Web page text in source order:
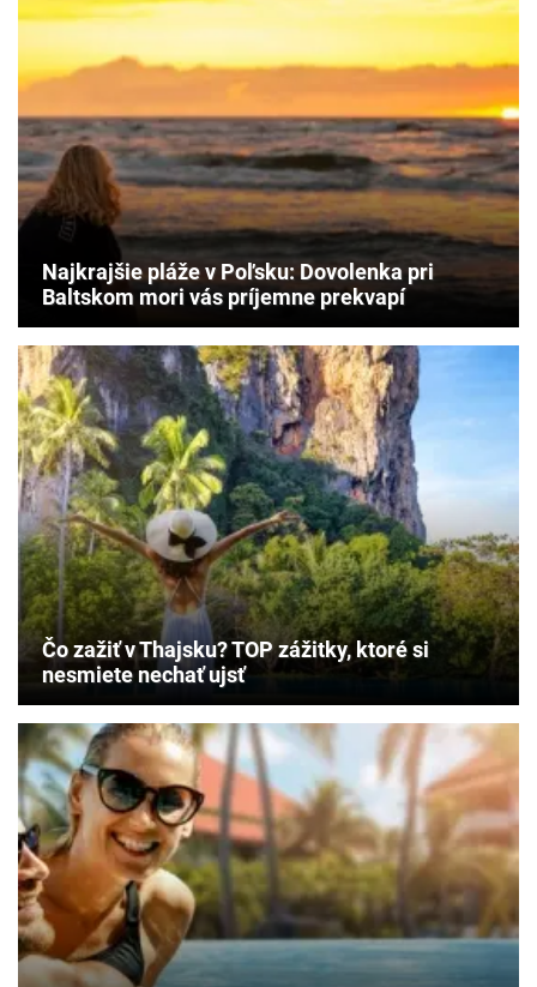
Najkrajšie pláže v Poľsku: Dovolenka pri
Baltskom mori vás príjemne prekvapí
Čo zažiť v Thajsku? TOP zážitky, ktoré si
nesmiete nechať ujsť